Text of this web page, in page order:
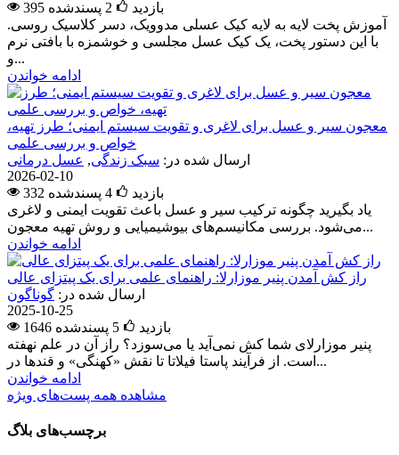
395 بازدید 2 پسندشده
آموزش پخت لایه به لایه کیک عسلی مدوویک، دسر کلاسیک روسی.
با این دستور پخت، یک کیک عسل مجلسی و خوشمزه با بافتی نرم
و...
ادامه خواندن
معجون سیر و عسل برای لاغری و تقویت سیستم ایمنی؛ طرز تهیه،
خواص و بررسی علمی
ارسال شده در: سبک زندگی, عسل درمانی
2026-02-10
332 بازدید
4 پسندشده
یاد بگیرید چگونه ترکیب سیر و عسل باعث تقویت ایمنی و لاغری
می‌شود. بررسی مکانیسم‌های بیوشیمیایی و روش تهیه معجون...
ادامه خواندن
راز کش آمدن پنیر موزارلا: راهنمای علمی برای یک پیتزای عالی
ارسال شده در: گوناگون
2025-10-25
1646 بازدید
5 پسندشده
پنیر موزارلای شما کش نمی‌آید یا می‌سوزد؟ راز آن در علم نهفته
است. از فرآیند پاستا فیلاتا تا نقش «کهنگی» و قندها در...
ادامه خواندن
مشاهده همه پست‌های ویژه
برچسب‌های بلاگ